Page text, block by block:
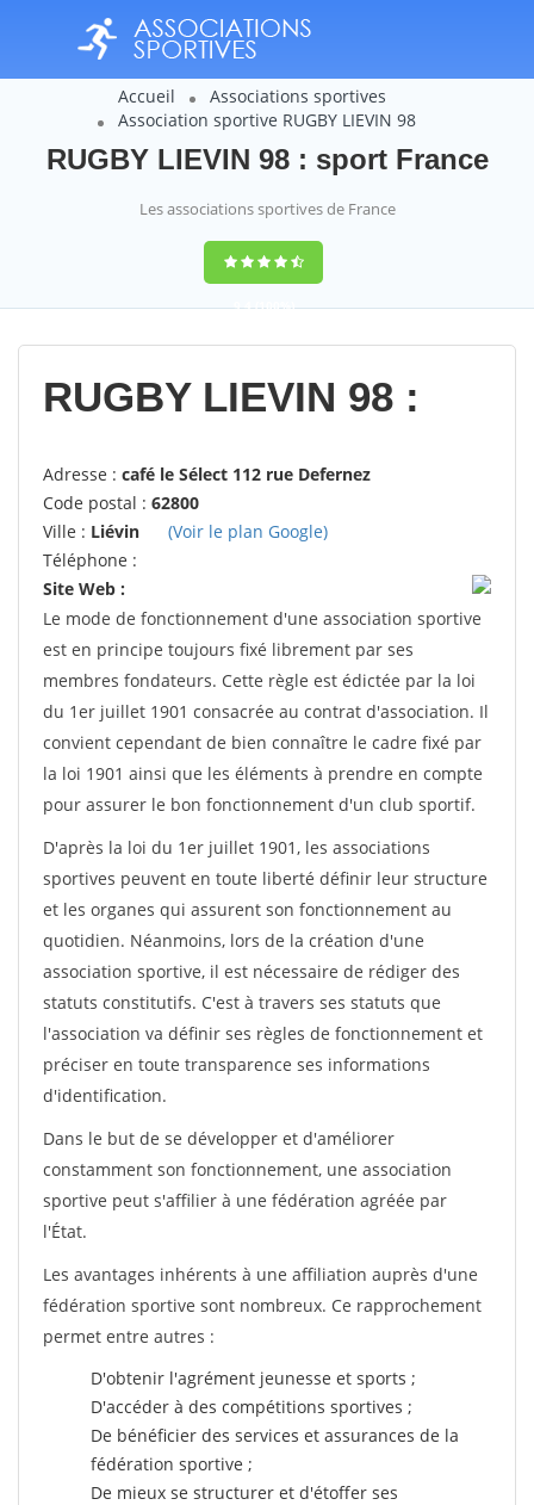
Accueil
Associations sportives
Association sportive RUGBY LIEVIN 98
RUGBY LIEVIN 98 : sport France
Les associations sportives de France
9,4(100%)
14358votes
RUGBY LIEVIN 98 :
Adresse : café le Sélect 112 rue Defernez
Code postal : 62800
Ville : Liévin
(Voir le plan Google)
Téléphone :
Site Web :
Le mode de fonctionnement d'une association sportive
est en principe toujours fixé librement par ses
membres fondateurs. Cette règle est édictée par la loi
du 1er juillet 1901 consacrée au contrat d'association. Il
convient cependant de bien connaître le cadre fixé par
la loi 1901 ainsi que les éléments à prendre en compte
pour assurer le bon fonctionnement d'un club sportif.
D'après la loi du 1er juillet 1901, les associations
sportives peuvent en toute liberté définir leur structure
et les organes qui assurent son fonctionnement au
quotidien. Néanmoins, lors de la création d'une
association sportive, il est nécessaire de rédiger des
statuts constitutifs. C'est à travers ses statuts que
l'association va définir ses règles de fonctionnement et
préciser en toute transparence ses informations
d'identification.
Dans le but de se développer et d'améliorer
constamment son fonctionnement, une association
sportive peut s'affilier à une fédération agréée par
l'État.
Les avantages inhérents à une affiliation auprès d'une
fédération sportive sont nombreux. Ce rapprochement
permet entre autres :
D'obtenir l'agrément jeunesse et sports ;
D'accéder à des compétitions sportives ;
De bénéficier des services et assurances de la
fédération sportive ;
De mieux se structurer et d'étoffer ses